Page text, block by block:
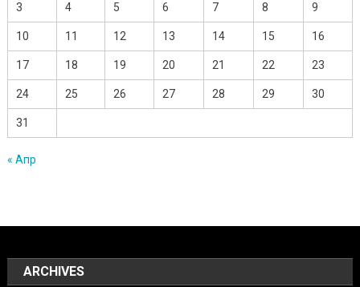
3 4 5 6 7 8 9
10 11 12 13 14 15 16
17 18 19 20 21 22 23
24 25 26 27 28 29 30
31
« Апр
ARCHIVES